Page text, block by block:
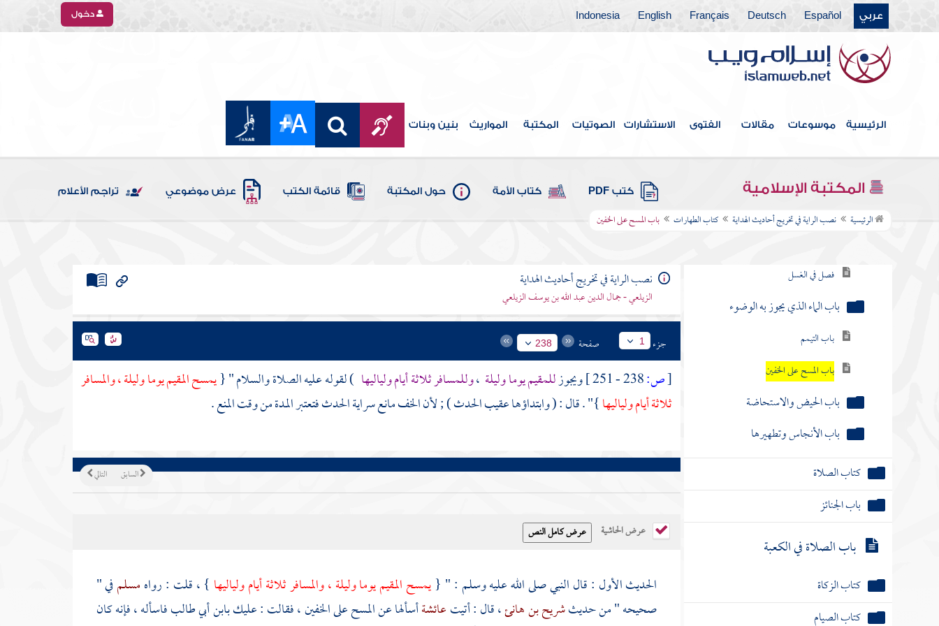
عربي Español
Deutsch
Français
English
Indonesia دخول
الرئيسية موسوعات مقالات الفتوى الاستشارات الصوتيات المكتبة المواريث بنين وبنات
المكتبة الإسلامية كتب PDF كتاب الأمة حول المكتبة قائمة الكتب عرض موضوعي تراجم الأعلام
الرئيسية نصب الراية في تخريج أحاديث الهداية كتاب الطهارات باب المسح على الخفين
فهرس الكتاب
كتاب الطهارات
فصل في الغسل
باب الماء الذي يجوز به الوضوء
باب التيمم
باب المسح على الخفين
باب الحيض والاستحاضة
باب الأنجاس وتطهيرها
كتاب الصلاة
باب الجنائز
باب الصلاة في الكعبة
كتاب الزكاة
كتاب الصيام
نصب الراية في تخريج أحاديث الهداية
الزيلعي - جمال الدين عبد الله بن يوسف الزيلعي
جزء 1 صفحة 238
[ص: ويجوزللمقيم يوما وليلة ،وللمسافر ثلاثة أيام ولياليها ) لقوله عليه الصلاة والسلام " {يمسح المقيم يوما وليلة ، والمسافر
ثلاثة أيام ولياليها}" . قال : ( وابتداؤها عقيب الحدث ) ; لأن الخف مانع سراية الحدث فتعتبر المدة من وقت المنع .
التالي السابق
عرض الحاشية
الحديث الأول : قال النبي صلى الله عليه وسلم : " {يمسح المقيم يوما وليلة ، والمسافر ثلاثة أيام ولياليها } ، قلت : رواهمسلمفي "
صحيحه " من حديثشريح بن هانئ، قال : أتيتعائشةأسألها عن المسح على الخفين ، فقالت : عليكبابن أبي طالبفاسأله ، فإنه كان